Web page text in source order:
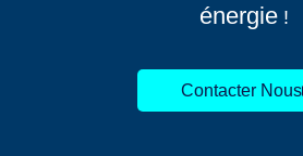
énergie !
Contacter Nous